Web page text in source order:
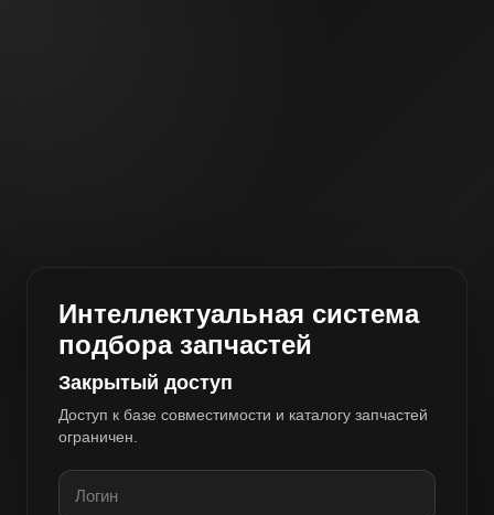
Интеллектуальная система
подбора запчастей
Закрытый доступ
Доступ к базе совместимости и каталогу запчастей
ограничен.